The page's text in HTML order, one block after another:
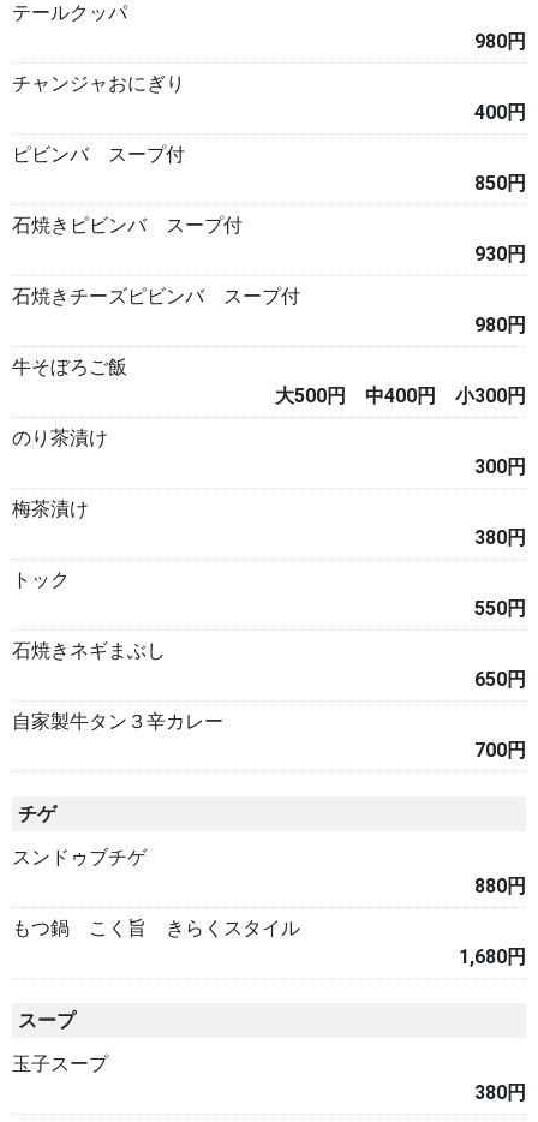
テールクッパ
980円
チャンジャおにぎり
400円
ピビンバ スープ付
850円
石焼きピビンバ スープ付
930円
石焼きチーズピビンバ スープ付
980円
牛そぼろご飯
大500円 中400円 小300円
のり茶漬け
300円
梅茶漬け
380円
トック
550円
石焼きネギまぶし
650円
自家製牛タン３辛カレー
700円
チゲ
スンドゥブチゲ
880円
もつ鍋 こく旨 きらくスタイル
1,680円
スープ
玉子スープ
380円